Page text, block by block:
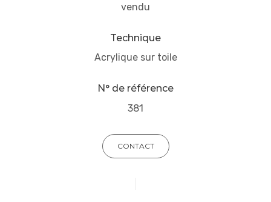
vendu
Technique
Acrylique sur toile
N° de référence
381
CONTACT